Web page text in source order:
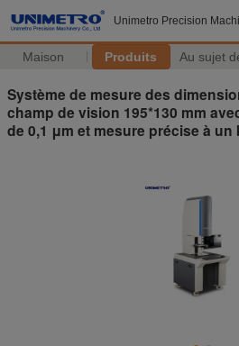
Unimetro Precision
Maison Produits Au sujet
Système de mesure des
champ de vision 195*130 mm
de 0,1 μm et mesure précise à un